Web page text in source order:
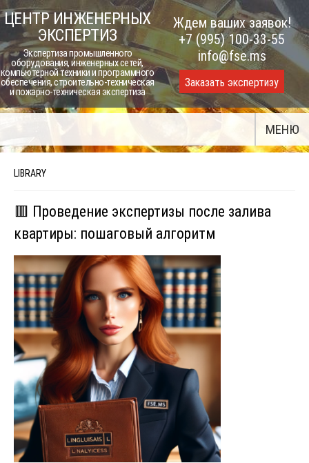
Skip
to
content
ЦЕНТР ИНЖЕНЕРНЫХ
ЭКСПЕРТИЗ
Экспертиза промышленного
оборудования, инженерных сетей,
компьютерной техники и программного
обеспечения, строительно-техническая
и пожарно-техническая экспертиза
Ждем ваших заявок!
+7 (995) 100-33-55
info@fse.ms
Заказать экспертизу
МЕНЮ
LIBRARY
🟥 Проведение экспертизы после залива
квартиры: пошаговый алгоритм